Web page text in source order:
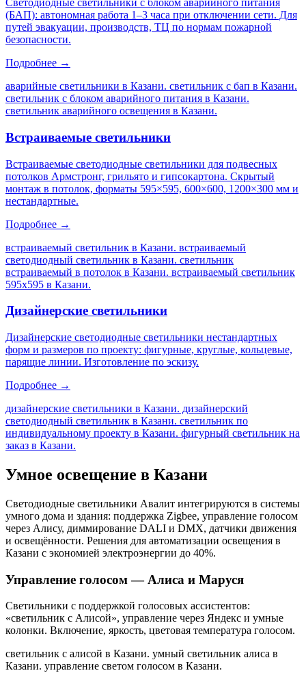
Светодиодные светильники с блоком аварийного питания
(БАП): автономная работа 1–3 часа при отключении сети. Для
путей эвакуации, производств, ТЦ по нормам пожарной
безопасности.
Подробнее →
аварийные светильники в Казани. светильник с бап в Казани.
светильник с блоком аварийного питания в Казани.
светильник аварийного освещения в Казани.
Встраиваемые светильники
Встраиваемые светодиодные светильники для подвесных
потолков Армстронг, грильято и гипсокартона. Скрытый
монтаж в потолок, форматы 595×595, 600×600, 1200×300 мм и
нестандартные.
Подробнее →
встраиваемый светильник в Казани. встраиваемый
светодиодный светильник в Казани. светильник
встраиваемый в потолок в Казани. встраиваемый светильник
595х595 в Казани.
Дизайнерские светильники
Дизайнерские светодиодные светильники нестандартных
форм и размеров по проекту: фигурные, круглые, кольцевые,
парящие линии. Изготовление по эскизу.
Подробнее →
дизайнерские светильники в Казани. дизайнерский
светодиодный светильник в Казани. светильник по
индивидуальному проекту в Казани. фигурный светильник на
заказ в Казани.
Умное освещение в Казани
Светодиодные светильники Авалит интегрируются в системы
умного дома и здания: поддержка Zigbee, управление голосом
через Алису, диммирование DALI и DMX, датчики движения
и освещённости. Решения для автоматизации освещения в
Казани с экономией электроэнергии до 40%.
Управление голосом — Алиса и Маруся
Светильники с поддержкой голосовых ассистентов:
«светильник с Алисой», управление через Яндекс и умные
колонки. Включение, яркость, цветовая температура голосом.
светильник с алисой в Казани. умный светильник алиса в
Казани. управление светом голосом в Казани.